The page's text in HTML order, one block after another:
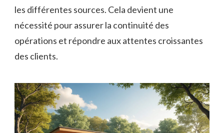
les différentes sources. Cela devient une
nécessité pour assurer la continuité des
opérations et répondre aux attentes croissantes
des clients.